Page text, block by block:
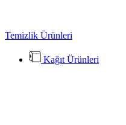
Temizlik Ürünleri
Kağıt Ürünleri